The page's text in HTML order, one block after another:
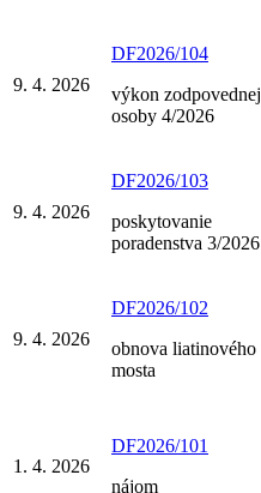
9. 4. 2026
DF2026/104
výkon zodpovednej
osoby 4/2026
9. 4. 2026
DF2026/103
poskytovanie
poradenstva 3/2026
9. 4. 2026
DF2026/102
obnova liatinového
mosta
1. 4. 2026
DF2026/101
nájom